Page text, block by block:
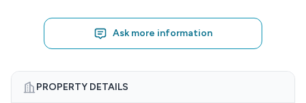
Ask more information
PROPERTY DETAILS